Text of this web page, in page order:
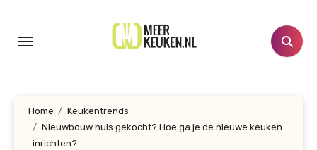
inhoud
Home
Keukentrends
Nieuwbouw huis gekocht? Hoe ga je de nieuwe keuken
inrichten?